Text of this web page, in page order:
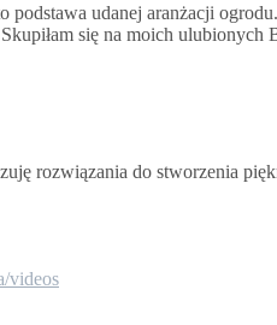
podstawa udanej aranżacji
się na moich
rozwiązania do stworzenia
videos